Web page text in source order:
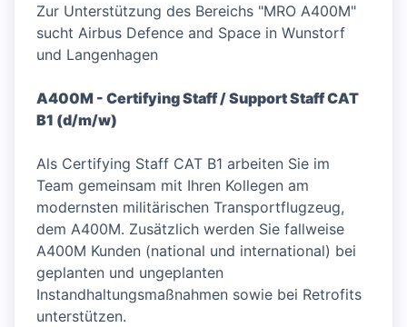
Zur Unterstützung des Bereichs "MRO A400M"
sucht Airbus Defence and Space in Wunstorf
und Langenhagen
A400M - Certifying Staff / Support Staff CAT
B1 (d/m/w)
Als Certifying Staff CAT B1 arbeiten Sie im
Team gemeinsam mit Ihren Kollegen am
modernsten militärischen Transportflugzeug,
dem A400M. Zusätzlich werden Sie fallweise
A400M Kunden (national und international) bei
geplanten und ungeplanten
Instandhaltungsmaßnahmen sowie bei Retrofits
unterstützen.